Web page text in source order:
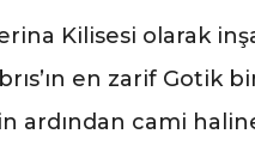
Kilisesi olarak
en zarif Gotik
ardından cami